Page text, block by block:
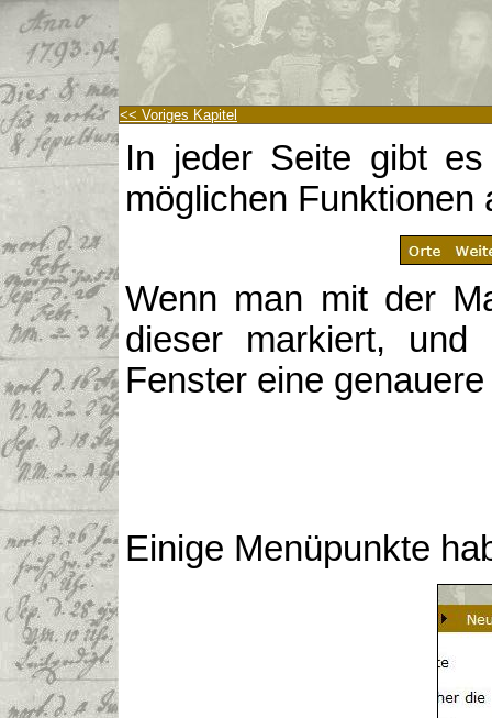
<< Voriges Kapitel
In jeder Seite gibt
möglichen Funktionen
Wenn man mit der
dieser markiert, und
Fenster eine
Einige Menüpunkte